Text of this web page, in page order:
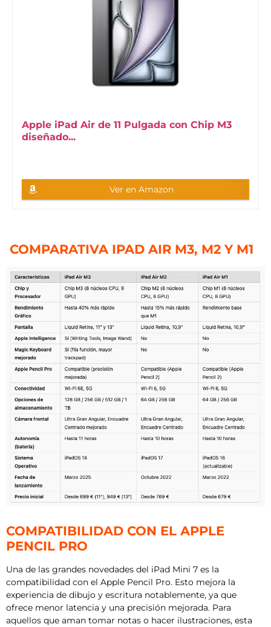
Apple iPad Air de 11 Pulgada con Chip M3
diseñado...
Ver en Amazon
COMPARATIVA IPAD AIR M3, M2 Y M1
COMPATIBILIDAD CON EL APPLE
PENCIL PRO
Una de las grandes novedades del iPad Mini 7 es la
compatibilidad con el Apple Pencil Pro. Esto mejora la
experiencia de dibujo y escritura notablemente, ya que
ofrece menor latencia y una precisión mejorada. Para
aquellos que aman tomar notas o hacer ilustraciones, esta